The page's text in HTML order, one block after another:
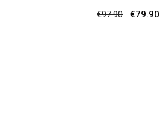
€97.90
Original
€79.90